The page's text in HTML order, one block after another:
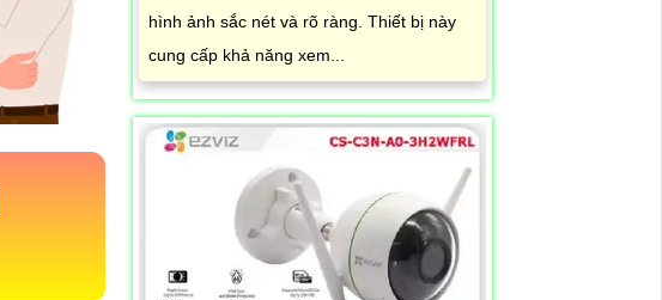
hình ảnh sắc nét và rõ ràng. Thiết bị này
cung cấp khả năng xem...